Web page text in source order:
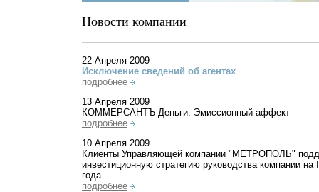
Новости компании
22 Апреля 2009
Исключение сведений об агентах
подробнее
13 Апреля 2009
КОММЕРСАНТЪ Деньги: Эмиссионный аффект
подробнее
10 Апреля 2009
Клиенты Управляющей компании "МЕТРОПОЛЬ"
инвестиционную стратегию руководства компании на
года
подробнее